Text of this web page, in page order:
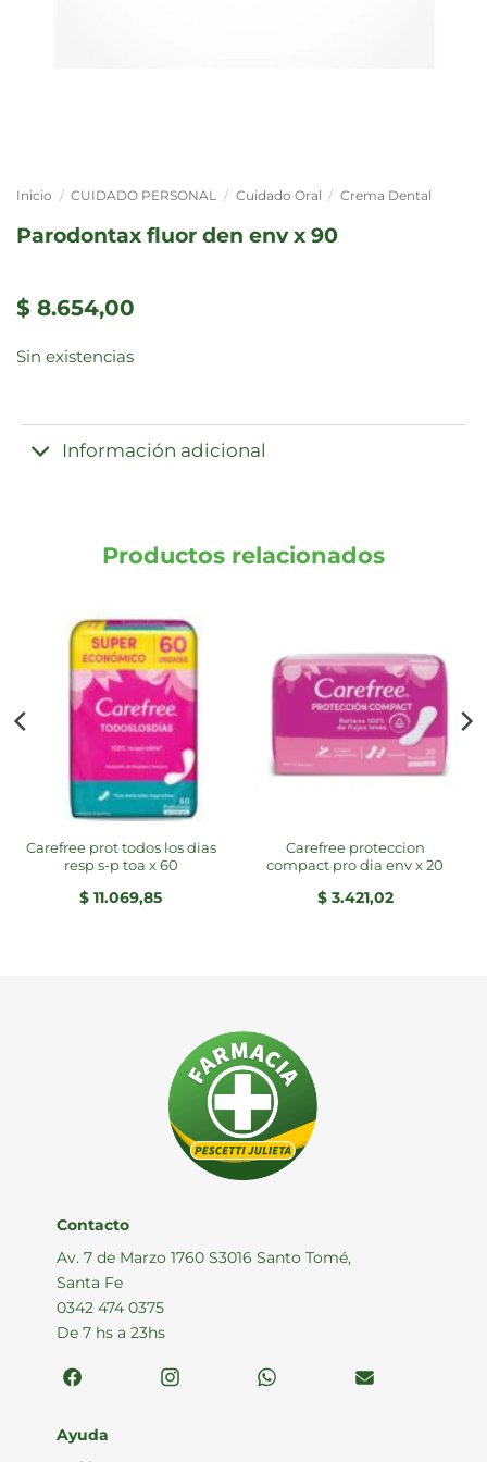
Inicio / CUIDADO PERSONAL / Cuidado Oral / Crema Dental
parodontax fluor den env x 90
$ 8.654,00
Sin existencias
Información adicional
Productos relacionados
carefree prot todos los dias
resp s-p toa x 60
$ 11.069,85
carefree proteccion
compact pro dia env x 20
$3.421,02
Contacto
Av. 7 de Marzo 1760 S3016 Santo Tomé,
Santa Fe
0342 474 0375
De 7 hs a 23hs
Ayuda